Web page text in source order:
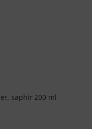
saphir 200 ml